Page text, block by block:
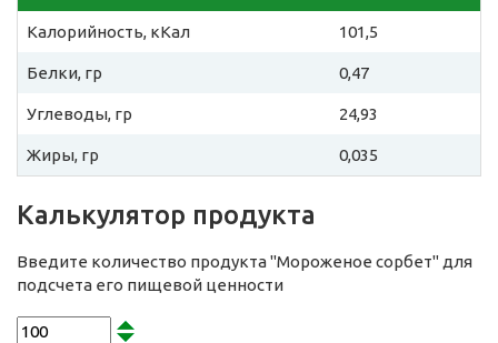
Калорийность, кКал 101,5
Белки, гр 0,47
Углеводы, гр 24,93
Жиры, гр 0,035
Калькулятор продукта
Введите количество продукта "Мороженое сорбет" для
подсчета его пищевой ценности